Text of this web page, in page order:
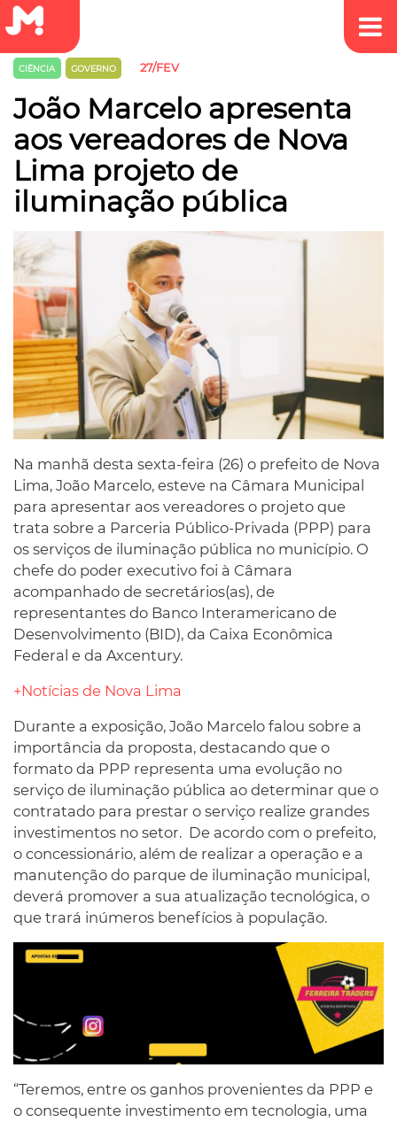
CIÊNCIA GOVERNO 27/FEV
João Marcelo apresenta
aos vereadores de Nova
Lima projeto de
iluminação pública
Na manhã desta sexta-feira (26) o prefeito de Nova
Lima, João Marcelo, esteve na Câmara Municipal
para apresentar aos vereadores o projeto que
trata sobre a Parceria Público-Privada (PPP) para
os serviços de iluminação pública no município. O
chefe do poder executivo foi à Câmara
acompanhado de secretários(as), de
representantes do Banco Interamericano de
Desenvolvimento (BID), da Caixa Econômica
Federal e da Axcentury.
+Notícias de Nova Lima
Durante a exposição, João Marcelo falou sobre a
importância da proposta, destacando que o
formato da PPP representa uma evolução no
serviço de iluminação pública ao determinar que o
contratado para prestar o serviço realize grandes
investimentos no setor. De acordo com o prefeito,
o concessionário, além de realizar a operação e a
manutenção do parque de iluminação municipal,
deverá promover a sua atualização tecnológica, o
que trará inúmeros benefícios à população.
“Teremos, entre os ganhos provenientes da PPP e
o consequente investimento em tecnologia, uma